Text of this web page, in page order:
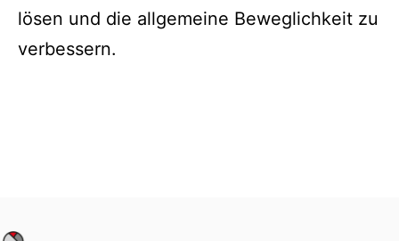
lösen und die allgemeine Beweglichkeit zu
verbessern.